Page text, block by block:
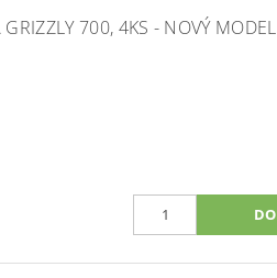
700, 4KS - NOVÝ MODEL